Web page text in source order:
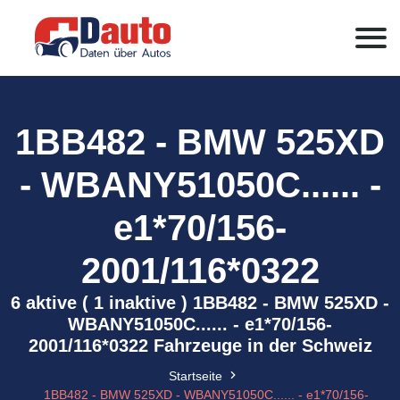
1BB482 - BMW 525XD
- WBANY51050C...... -
e1*70/156-
2001/116*0322
6 aktive ( 1 inaktive ) 1BB482 - BMW 525XD -
WBANY51050C...... - e1*70/156-
2001/116*0322 Fahrzeuge in der Schweiz
Startseite
1BB482 - BMW 525XD - WBANY51050C...... - e1*70/156-